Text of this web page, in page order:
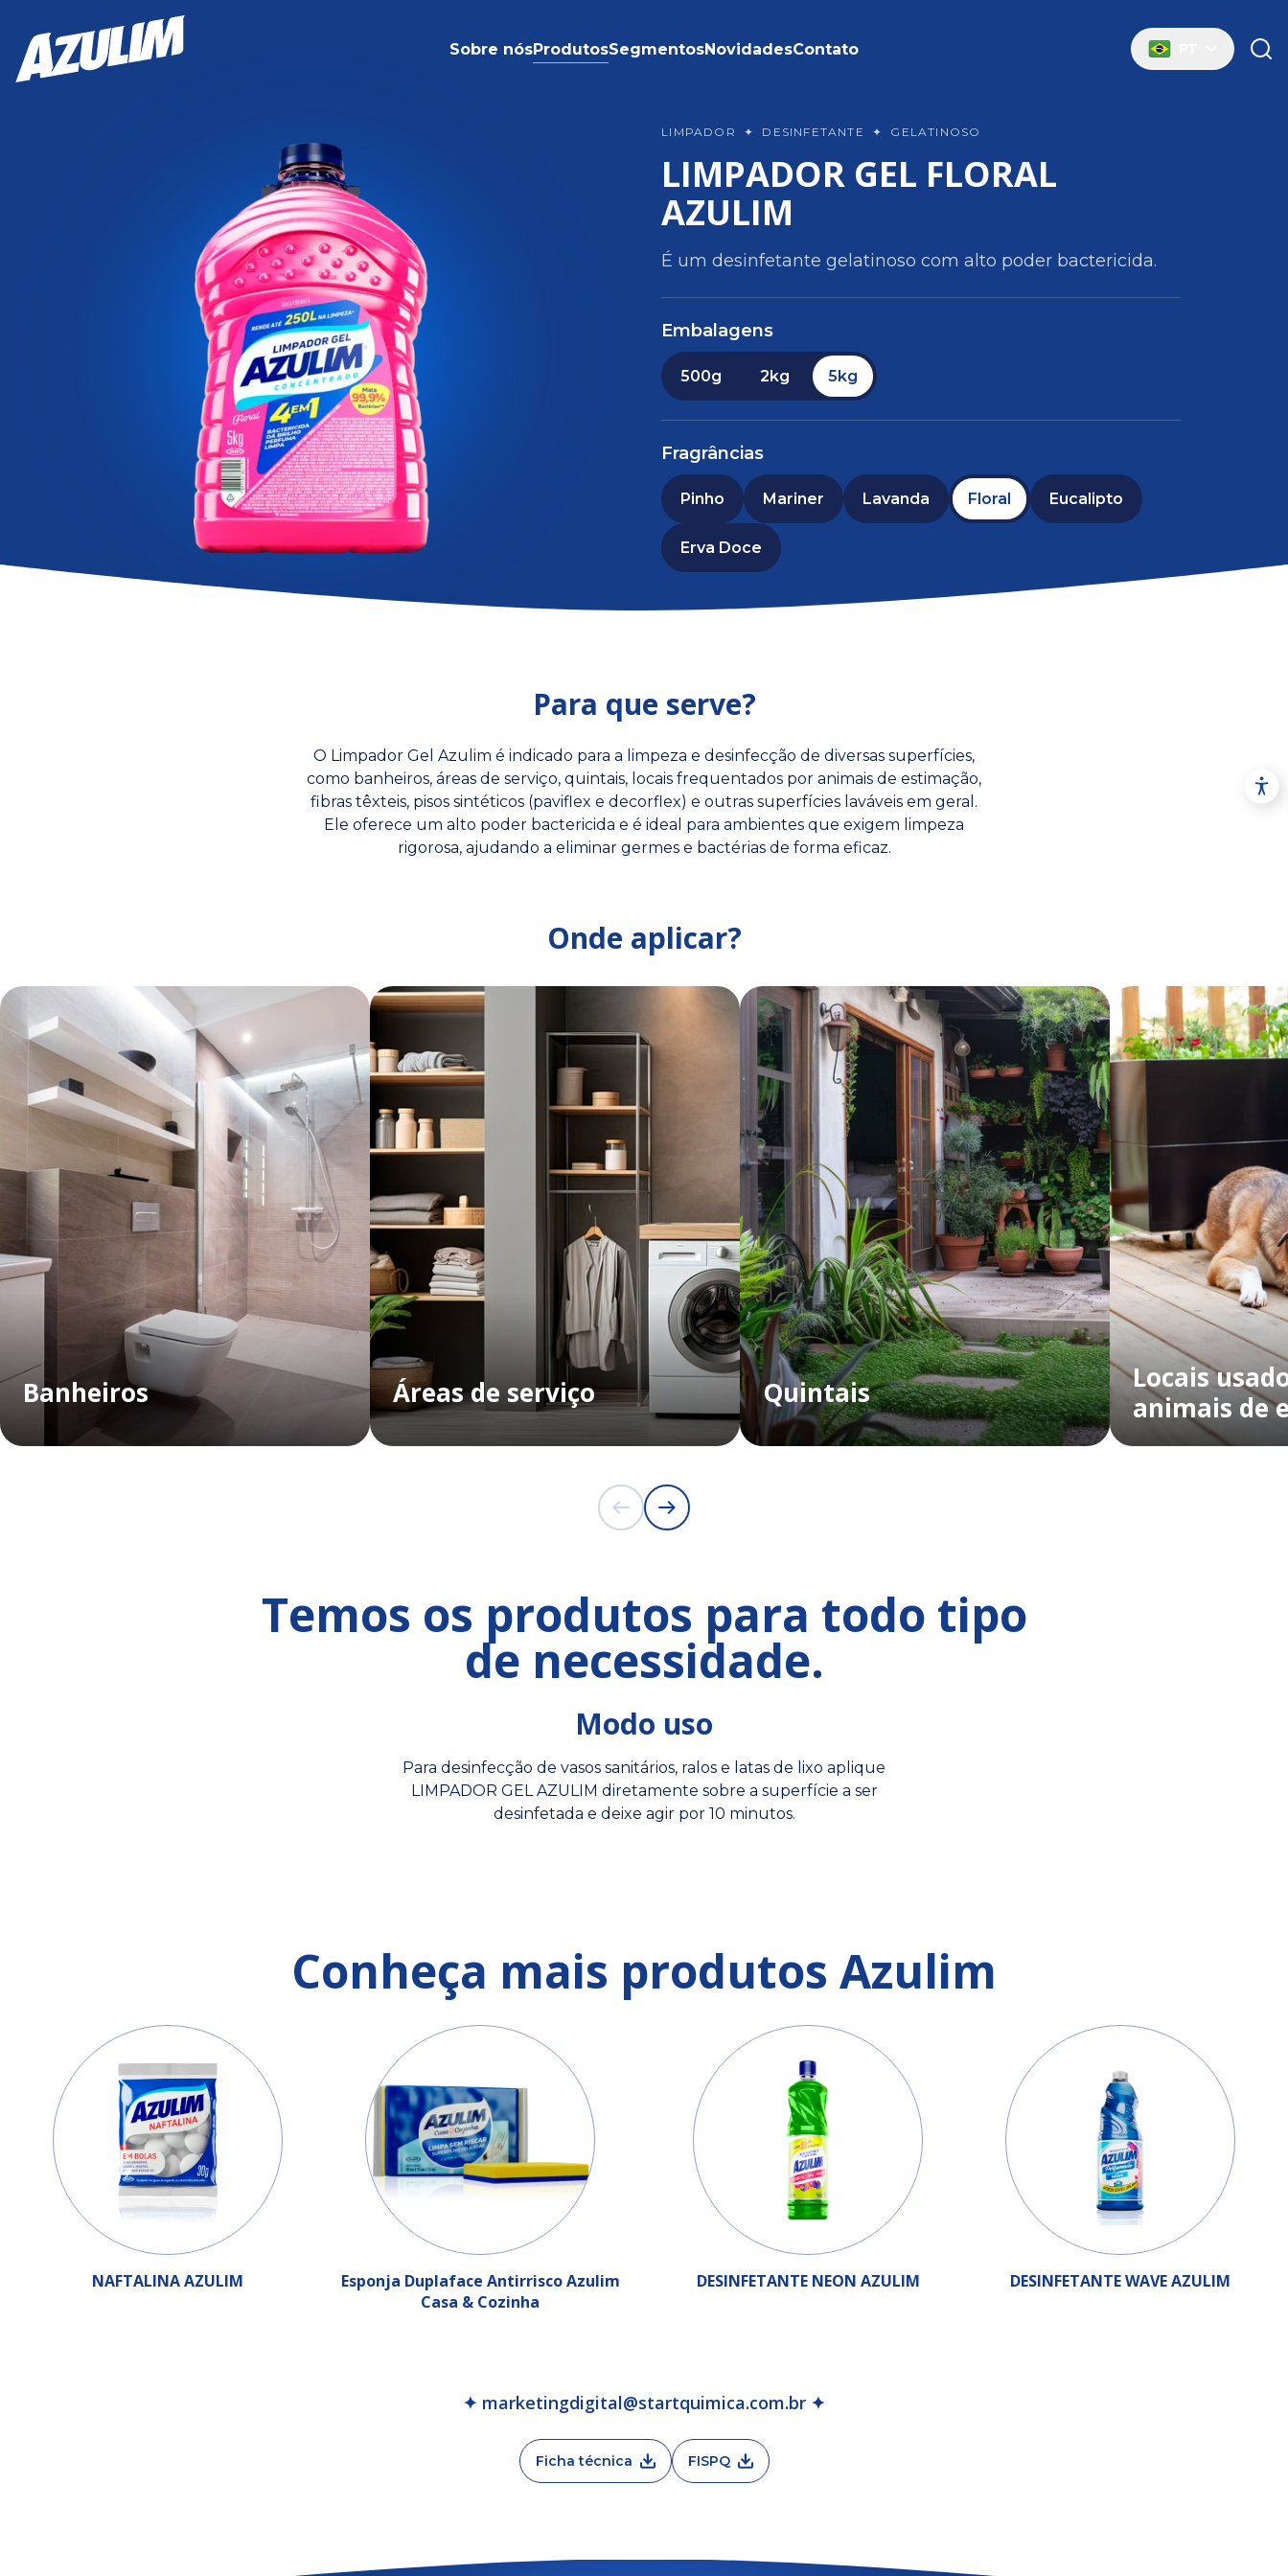
Sobre nósProdutosSegmentosNovidadesContato
LIMPADOR ✦ DESINFETANTE ✦ GELATINOSO
LIMPADOR GEL FLORAL
AZULIM
É um desinfetante gelatinoso com alto poder bactericida.
Embalagens
500g 2kg 5kg
Fragrâncias
Pinho Mariner Lavanda Floral Eucalipto
Erva Doce
Para que serve?
O Limpador Gel Azulim é indicado para a limpeza e desinfecção de diversas superfícies,
como banheiros, áreas de serviço, quintais, locais frequentados por animais de estimação,
fibras têxteis, pisos sintéticos (paviflex e decorflex) e outras superfícies laváveis em geral.
Ele oferece um alto poder bactericida e é ideal para ambientes que exigem limpeza
rigorosa, ajudando a eliminar germes e bactérias de forma eficaz.
Onde aplicar?
Banheiros Áreas de serviço Quintais
Locais
animais de
Temos os produtos para todo tipo
de necessidade.
Modo uso
Para desinfecção de vasos sanitários, ralos e latas de lixo aplique
LIMPADOR GEL AZULIM diretamente sobre a superfície a ser
desinfetada e deixe agir por 10 minutos.
Conheça mais produtos Azulim
NAFTALINA AZULIM
Esponja Duplaface Antirrisco Azulim
Casa & Cozinha
DESINFETANTE NEON AZULIM DESINFETANTE WAVE AZULIM
✦ marketingdigital@startquimica.com.br ✦
Ficha técnica FISPQ